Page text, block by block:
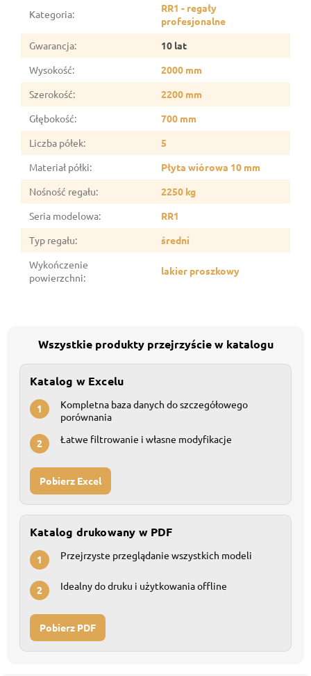
Kategoria:
RR1 - regały
profesjonalne
Gwarancja:
10 lat
Wysokość:
2000 mm
Szerokość:
2200 mm
Głębokość:
700 mm
Liczba półek:
5
Materiał półki:
Płyta wiórowa 10 mm
Nośność regału:
2250 kg
Seria modelowa:
RR1
Typ regału:
średni
Wykończenie
powierzchni:
lakier proszkowy
Wszystkie produkty przejrzyście w katalogu
Katalog w Excelu
1
Kompletna baza danych do szczegółowego
porównania
2 Łatwe filtrowanie i własne modyfikacje
Pobierz Excel
Katalog drukowany w PDF
1 Przejrzyste przeglądanie wszystkich modeli
2 Idealny do druku i użytkowania offline
Pobierz PDF